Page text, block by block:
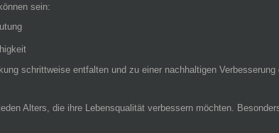
sein:
schrittweise entfalten und zu einer nachhaltigen
Alters, die ihre Lebensqualität verbessern möchten.